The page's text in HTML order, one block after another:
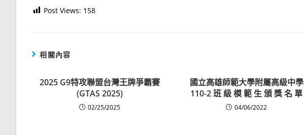
Post Views: 158
相關內容
2025 G9特攻聯盟台灣王牌爭霸賽
(GTAS 2025)
02/25/2025
國立高雄師範大學附屬高級中學
110-2 班 級 模 範 生 頒 獎 名 單
04/06/2022